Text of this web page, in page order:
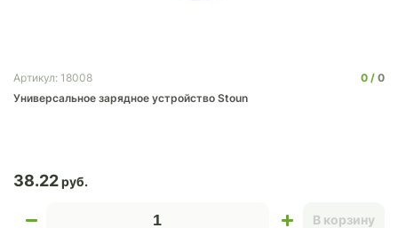
Артикул: 18008 0
0
Универсальное зарядное устройство Stoun
38.22
В корзину